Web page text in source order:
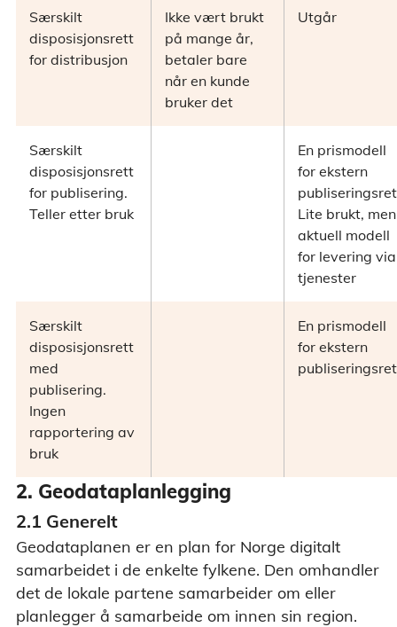
Særskilt
disposisjonsrett
for distribusjon
Ikke vært brukt
på mange år,
betaler bare
når en kunde
bruker det
Utgår
Særskilt
disposisjonsrett
for publisering.
Teller etter bruk
En prismodell
for ekstern
Lite brukt, men
aktuell modell
for levering via
tjenester
Særskilt
disposisjonsrett
med
publisering.
Ingen
rapportering av
bruk
En prismodell
for ekstern
2. Geodataplanlegging
2.1 Generelt
Geodataplanen er en plan for Norge digitalt
samarbeidet i de enkelte fylkene. Den omhandler
det de lokale partene samarbeider om eller
planlegger å samarbeide om innen sin region.